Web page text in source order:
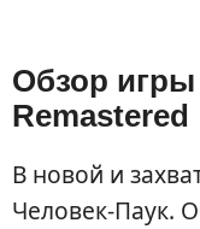
Обзор игры
Remastered
В новой и
Человек-Паук.